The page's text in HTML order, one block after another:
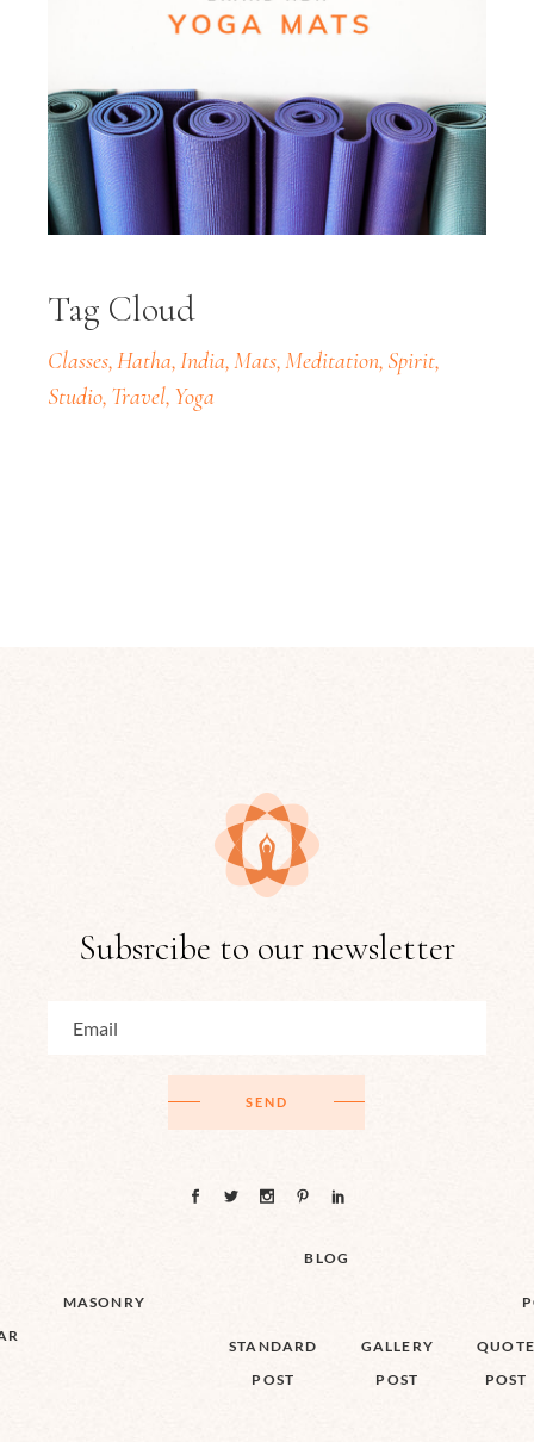
Tag Cloud
Classes Hatha India Mats Meditation Spirit
Studio Travel Yoga
BLOG
MASONRY
STANDARD
POST
GALLERY
POST
POST
Subsrcibe to our newsletter
SEND